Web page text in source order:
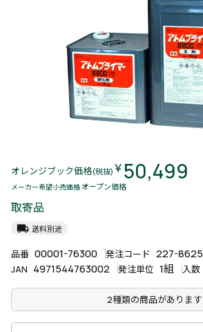
オレンジブック価格(税抜) ￥50,499
メーカー希望小売価格 オープン価格
取寄品
local_shipping 送料別途
品番 00001-76300 発注コード 227-8625
JAN 4971544763002 発注単位 1組 入数
2種類の商品があります